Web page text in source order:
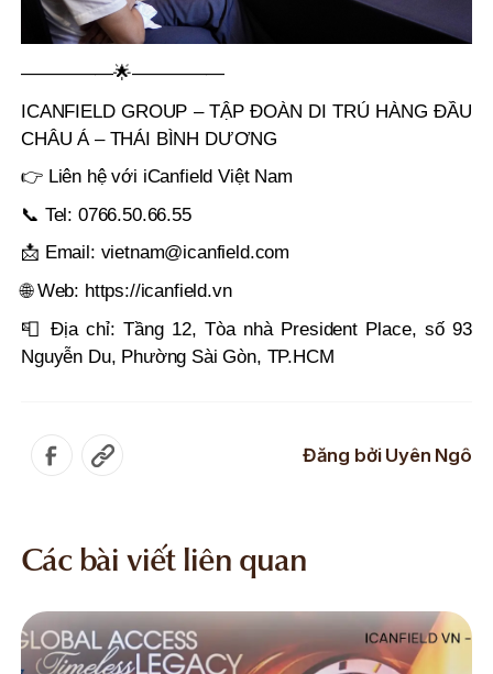
—————🌟—————
ICANFIELD GROUP – TẬP ĐOÀN DI TRÚ HÀNG ĐẦU
CHÂU Á – THÁI BÌNH DƯƠNG
👉 Liên hệ với iCanfield Việt Nam
📞 Tel: 0766.50.66.55
📩 Email: vietnam@icanfield.com
🌐 Web: https://icanfield.vn
📮 Địa chỉ: Tầng 12, Tòa nhà President Place, số 93
Nguyễn Du, Phường Sài Gòn, TP.HCM
Đăng bởi Uyên Ngô
Các bài viết liên quan